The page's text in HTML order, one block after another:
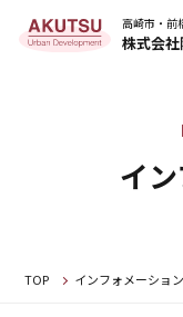
高崎市・前
株式会
イ
TOP インフォメーション